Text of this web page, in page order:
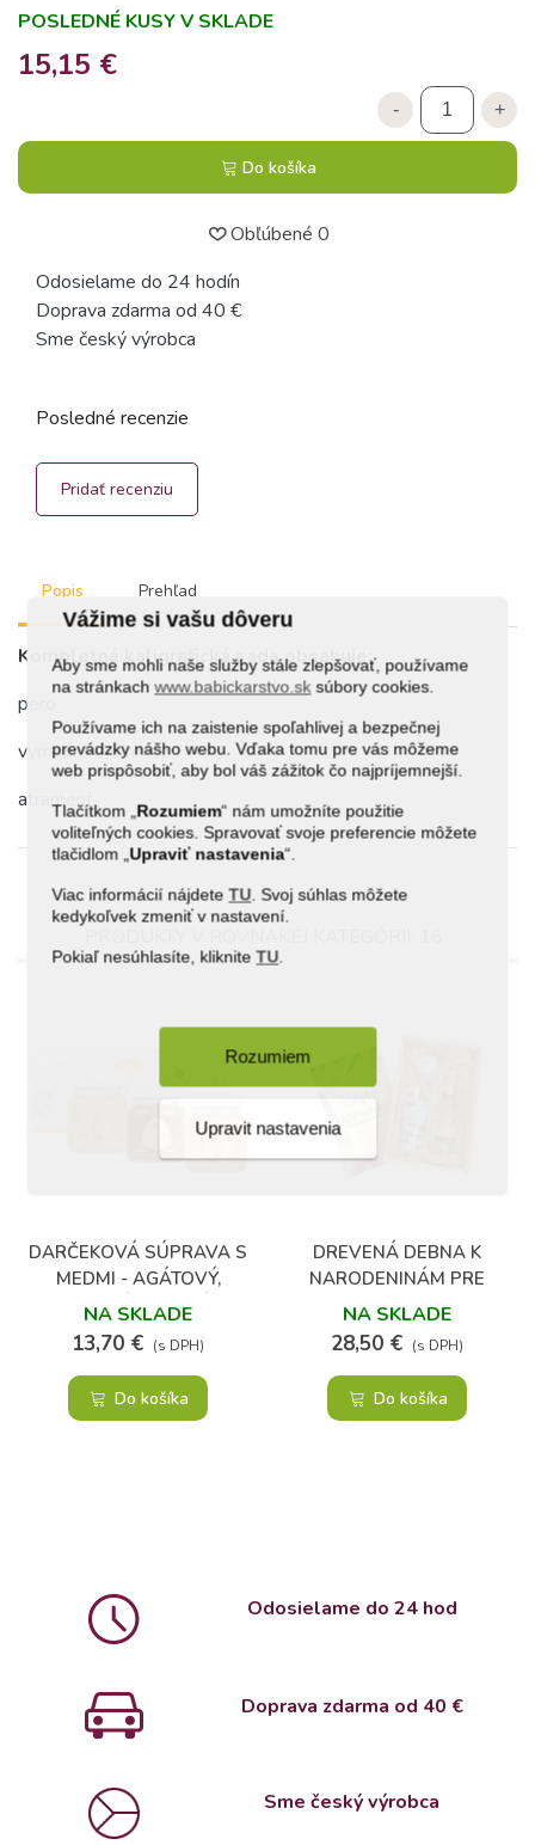
Vážime si vašu dôveru
Aby sme mohli naše služby stále zlepšovať, používame
na stránkachwww.babickarstvo.sk súbory cookies.
Používame ich na zaistenie spoľahlivej a bezpečnej
prevádzky nášho webu. Vďaka tomu pre vás môžeme
web prispôsobiť, aby bol váš zážitok čo najpríjemnejší.
Tlačítkom „ Rozumiem“ nám umožníte použitie
voliteľných cookies. Spravovať svoje preferencie môžete
tlačidlom „ Upraviť nastavenia“.
Viac informácií nájdete TU . Svoj súhlas môžete
kedykoľvek zmeniť v nastavení.
Pokiaľ nesúhlasíte, klikniteTU
Rozumiem
Upravit nastavenia
POSLEDNÉ KUSY V SKLADE
15,15 €
- +
Do košíka
Obľúbené 0
Odosielame do 24 hodín
Doprava zdarma od 40 €
Sme český výrobca
Popis Prehľad
Kompletná kaligrafická sada obsahuje:
pero
vymeniteľné hroty
atrament
Posledné recenzie
Pridať recenziu
DARČEKOVÁ SÚPRAVA S
MEDMI - AGÁTOVÝ,
LIPOVÝ A LESNÝ
NA SKLADE
13,70 € (s DPH)
Do košíka
DREVENÁ DEBNA K
NARODENINÁM PRE
ŽENU
NA SKLADE
28,50 € (s DPH)
Do košíka
Odosielame do 24 hod
Doprava zdarma od 40 €
Sme český výrobca